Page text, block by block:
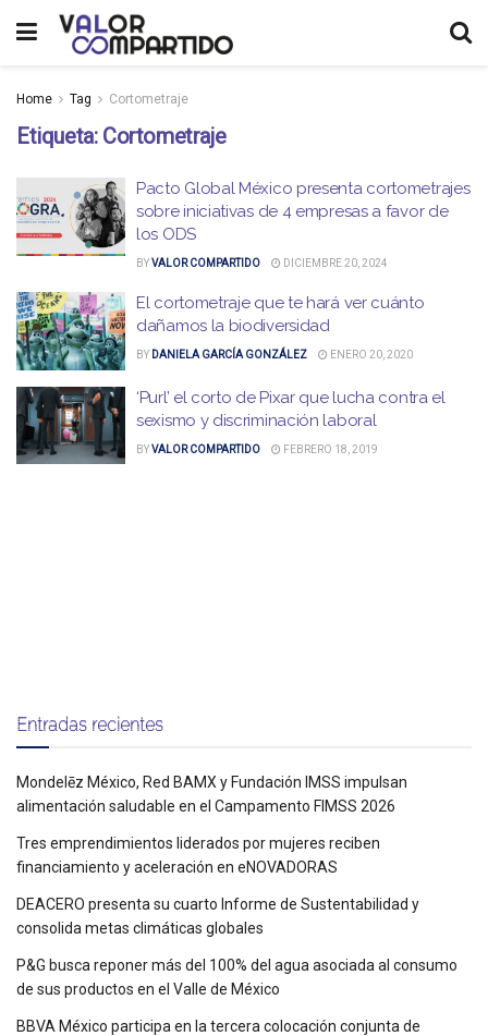
Home Tag Cortometraje
Etiqueta: Cortometraje
Pacto Global México presenta cortometrajes
sobre iniciativas de 4 empresas a favor de
los ODS
BYVALOR COMPARTIDO DICIEMBRE 20, 2024
El cortometraje que te hará ver cuánto
dañamos la biodiversidad
BY DANIELA GARCÍA GONZÁLEZ ENERO 20, 2020
‘Purl’ el corto de Pixar que lucha contra el
sexismo y discriminación laboral
BYVALOR COMPARTIDO FEBRERO 18, 2019
Entradas recientes
Mondelēz México, Red BAMX y Fundación IMSS impulsan
alimentación saludable en el Campamento FIMSS 2026
Tres emprendimientos liderados por mujeres reciben
financiamiento y aceleración en eNOVADORAS
DEACERO presenta su cuarto Informe de Sustentabilidad y
consolida metas climáticas globales
P&G busca reponer más del 100% del agua asociada al consumo
de sus productos en el Valle de México
BBVA México participa en la tercera colocación conjunta de